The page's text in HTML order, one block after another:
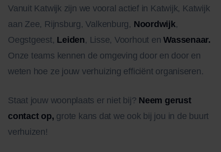
Vanuit Katwijk zijn we vooral actief in Katwijk, Katwijk
aan Zee, Rijnsburg, Valkenburg, Noordwijk,
Oegstgeest, Leiden, Lisse, Voorhout enWassenaar.
Onze teams kennen de omgeving door en door en
weten hoe ze jouw verhuizing efficiënt organiseren.
Staat jouw woonplaats er niet bij? Neem gerust
contact op, grote kans dat we ook bij jou in de buurt
verhuizen!